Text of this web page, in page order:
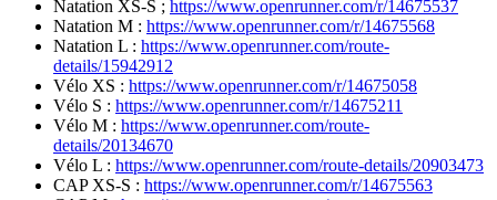
Natation XS-S ; https://www.openrunner.com/r/14675537
Natation M : https://www.openrunner.com/r/14675568
Natation L : https://www.openrunner.com/route-
details/15942912
Vélo XS : https://www.openrunner.com/r/14675058
Vélo S : https://www.openrunner.com/r/14675211
Vélo M : https://www.openrunner.com/route-
details/20134670
Vélo L : https://www.openrunner.com/route-details/20903473
CAP XS-S : https://www.openrunner.com/r/14675563